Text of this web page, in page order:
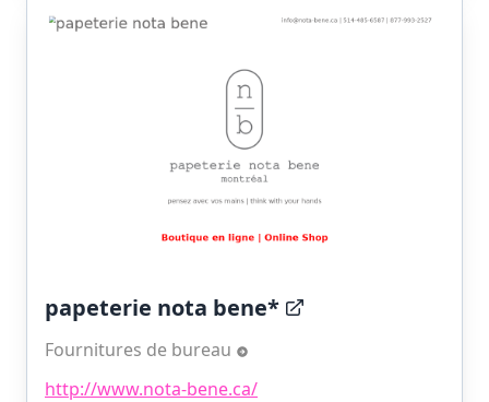
papeterie nota bene*
Fournitures de bureau
http://www.nota-bene.ca/